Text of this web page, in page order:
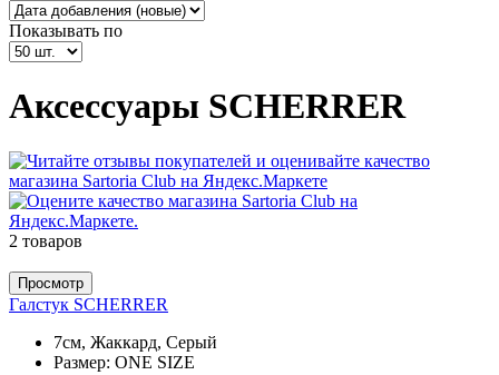
Показывать по
Аксессуары SCHERRER
2 товаров
Просмотр
Галстук SCHERRER
7см, Жаккард, Серый
Размер: ONE SIZE